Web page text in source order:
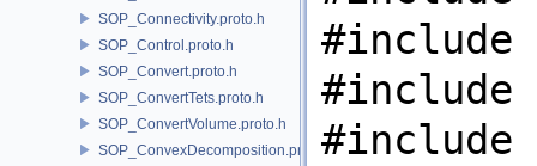
SOP_Connectivity.proto.h
SOP_Control.proto.h
SOP_Convert.proto.h
SOP_ConvertTets.proto.h
SOP_ConvertVolume.proto.h
SOP_ConvexDecomposition.proto.h
#include
#include
#include